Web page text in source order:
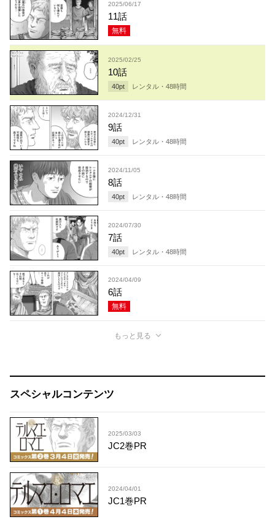
2025/06/17
11話
無料
2025/02/25
10話
40pt レンタル・ 48時間
2024/12/31
9話
40pt レンタル・ 48時間
2024/11/05
8話
40pt レンタル・ 48時間
2024/07/30
7話
40pt レンタル・ 48時間
2024/04/09
6話
無料
もっと見る
スペシャルコンテンツ
2025/03/03
JC2巻PR
2024/04/01
JC1巻PR